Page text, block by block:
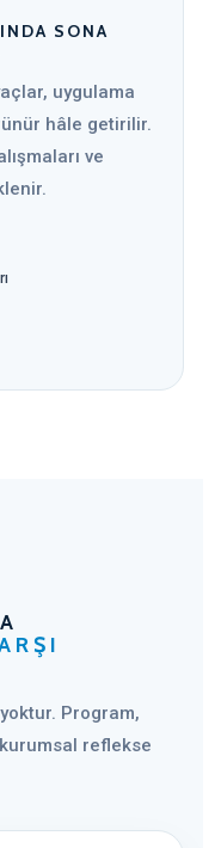
SONA
uygulama
hâle getirilir.
ve
Program,
reflekse